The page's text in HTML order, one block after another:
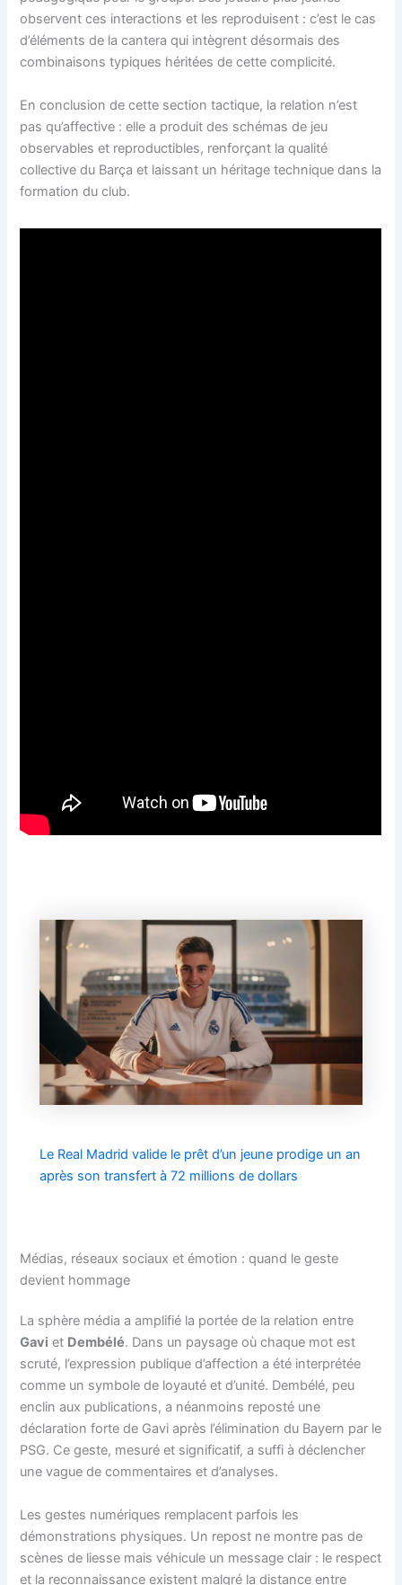
observent ces interactions et les reproduisent : c’est le cas
d’éléments de la cantera qui intègrent désormais des
combinaisons typiques héritées de cette complicité.
En conclusion de cette section tactique, la relation n’est
pas qu’affective : elle a produit des schémas de jeu
observables et reproductibles, renforçant la qualité
collective du Barça et laissant un héritage technique dans la
formation du club.
Le Real Madrid valide le prêt d’un jeune prodige un an
après son transfert à 72 millions de dollars
Médias, réseaux sociaux et émotion : quand le geste
devient hommage
La sphère média a amplifié la portée de la relation entre
Gavi et Dembélé. Dans un paysage où chaque mot est
scruté, l’expression publique d’affection a été interprétée
comme un symbole de loyauté et d’unité. Dembélé, peu
enclin aux publications, a néanmoins reposté une
déclaration forte de Gavi après l’élimination du Bayern par le
PSG. Ce geste, mesuré et significatif, a suffi à déclencher
une vague de commentaires et d’analyses.
Les gestes numériques remplacent parfois les
démonstrations physiques. Un repost ne montre pas de
scènes de liesse mais véhicule un message clair : le respect
et la reconnaissance existent malgré la distance entre